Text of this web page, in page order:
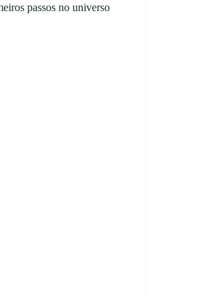
passos no universo